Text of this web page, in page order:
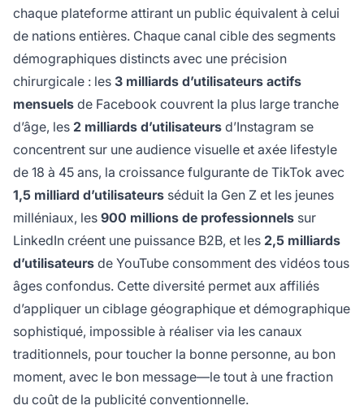
chaque plateforme attirant un public équivalent à celui
de nations entières. Chaque canal cible des segments
démographiques distincts avec une précision
chirurgicale : les 3 milliards d’utilisateurs actifs
mensuels de Facebook couvrent la plus large tranche
d’âge, les 2 milliards d’utilisateurs d’Instagram se
concentrent sur une audience visuelle et axée lifestyle
de 18 à 45 ans, la croissance fulgurante de TikTok avec
1,5 milliard d’utilisateurs séduit la Gen Z et les jeunes
milléniaux, les 900 millions de professionnels sur
LinkedIn créent une puissance B2B, et les 2,5 milliards
d’utilisateurs de YouTube consomment des vidéos tous
âges confondus. Cette diversité permet aux affiliés
d’appliquer un ciblage géographique et démographique
sophistiqué, impossible à réaliser via les canaux
traditionnels, pour toucher la bonne personne, au bon
moment, avec le bon message—le tout à une fraction
du coût de la publicité conventionnelle.